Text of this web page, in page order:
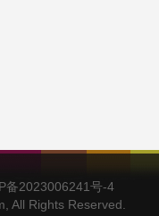
备2023006241号-4
All Rights Reserved.